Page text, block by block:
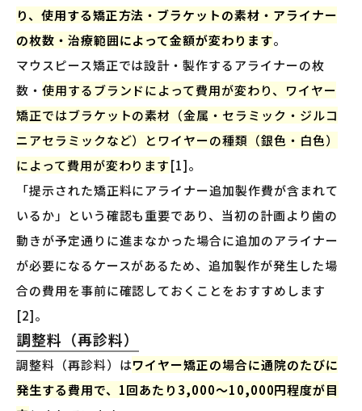
り、使用する矯正方法・ブラケットの素材・アライナー
の枚数・治療範囲によって金額が変わります。
マウスピース矯正では設計・製作するアライナーの枚
数・ 使用するブランドによって費用が変わり、ワイヤー
矯正ではブラケットの素材（金属・セラミック・ジルコ
ニアセラミックなど）とワイヤーの種類（銀色・白色）
によって費用が変わります[1]。
「提示された矯正料にアライナー追加製作費が含まれて
いるか」という確認も重要であり、当初の計画より歯の
動きが予定通りに進まなかった場合に追加のアライナー
が必要になるケースがあるため、追加製作が発生した場
合の費用を事前に確認しておくことをおすすめします
[2]。
調整料（再診料）
調整料（再診料）はワイヤー矯正の場合に通院のたびに
発生する費用で、1回あたり3,000〜10,000円程度が目